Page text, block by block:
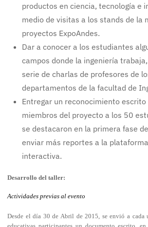
productos en ciencia, tecnología e
medio de visitas a los stands de la
proyectos ExpoAndes.
Dar a conocer a los estudiantes
campos donde la ingeniería
serie de charlas de profesores de
departamentos de la facultad de
Entregar un reconocimiento
miembros del proyecto a los 50
se destacaron en la primera fase
enviar más reportes a la
interactiva.
Desarrollo del taller:
Actividades previas al evento
Desde el día 30 de Abril de 2015, se envió a cada